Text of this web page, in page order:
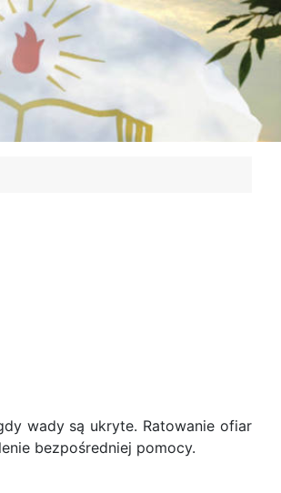
wady są ukryte. Ratowanie ofiar
bezpośredniej pomocy.